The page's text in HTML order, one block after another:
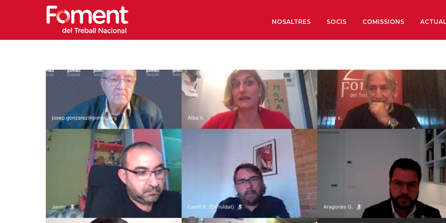
NOSALTRES
Òrgans de Govern
Òrgans Consultius
Estructura Executiva
Institut d’Estudis
Societat Barcelonesa
Econòmics i Socials
Organitzacions
Organitzacions
Coneix més
SOCIS COMISSIONS